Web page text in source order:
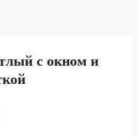
с окном и